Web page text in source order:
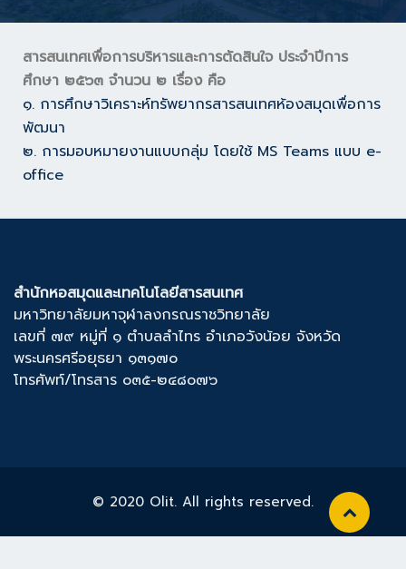
สารสนเทศเพื่อการบริหารและการตัดสินใจ ประจำปีการ
ศึกษา ๒๕๖๓ จำนวน ๒ เรื่อง คือ
๑. การศึกษาวิเคราะห์ทรัพยากรสารสนเทศห้องสมุดเพื่อการ
พัฒนา
๒. การมอบหมายงานแบบกลุ่ม โดยใช้ MS Teams แบบ e-
office
สำนักหอสมุดและเทคโนโลยีสารสนเทศ
มหาวิทยาลัยมหาจุฬาลงกรณราชวิทยาลัย
เลขที่ ๗๙ หมู่ที่ ๑ ตำบลลำไทร อำเภอวังน้อย จังหวัด
พระนครศรีอยุธยา ๑๓๑๗๐
โทรศัพท์/โทรสาร ๐๓๕-๒๔๘๐๗๖
© 2020 Olit. All rights reserved.